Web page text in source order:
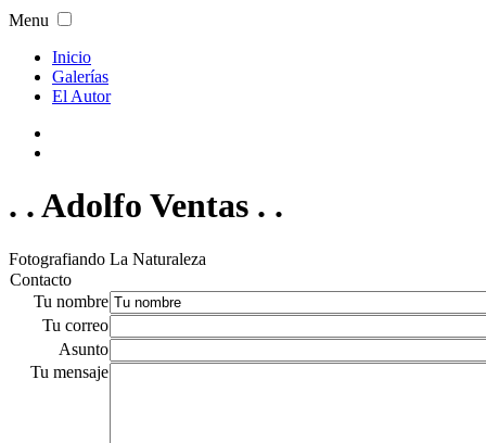
Menu
Inicio
Galerías
El Autor
. . Adolfo Ventas . .
Fotografiando La Naturaleza
Contacto
Tu nombre
Tu correo
Asunto
Tu mensaje